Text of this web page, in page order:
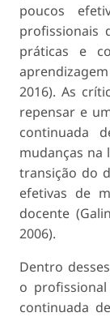
poucos
profissionais
práticas e
2016). As
repensar e
continuada
mudanças na
transição do
efetivas de
docente
2006).
Dentro
o
continuada